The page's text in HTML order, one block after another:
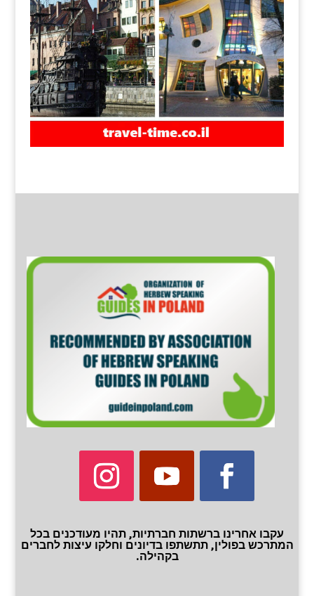
עקבו אחרינו ברשתות חברתיות, תהיו מעודכנים בכל
המתרכש בפולין, תתשתפו בדיונים וחלקו עיצות לחברים
בקהילה.